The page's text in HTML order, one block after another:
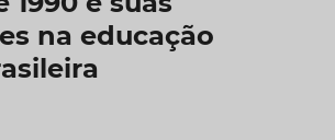
na educação